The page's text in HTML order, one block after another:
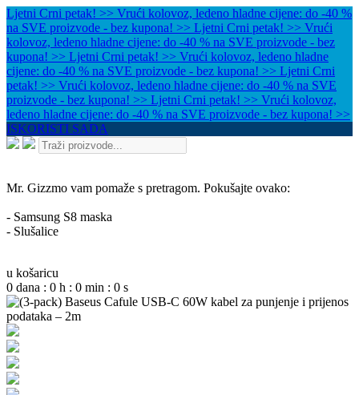
Ljetni Crni petak! >> Vrući kolovoz, ledeno hladne cijene: do -40 %
na SVE proizvode - bez kupona! >> Ljetni Crni petak! >> Vrući
kolovoz, ledeno hladne cijene: do -40 % na SVE proizvode - bez
kupona! >> Ljetni Crni petak! >> Vrući kolovoz, ledeno hladne
cijene: do -40 % na SVE proizvode - bez kupona! >> Ljetni Crni
petak! >> Vrući kolovoz, ledeno hladne cijene: do -40 % na SVE
proizvode - bez kupona! >> Ljetni Crni petak! >> Vrući kolovoz,
ledeno hladne cijene: do -40 % na SVE proizvode - bez kupona! >>
ISKORISTI SADA
Mr. Gizzmo vam pomaže s pretragom. Pokušajte ovako:
- Samsung S8 maska
- Slušalice
u košaricu
0 dana : 0 h : 0 min : 0 s